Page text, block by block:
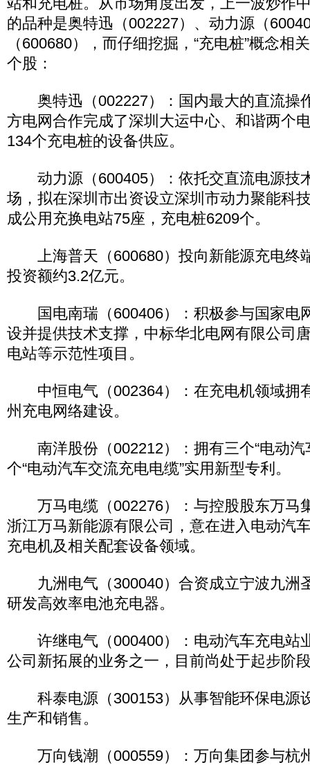
的品种是奥特迅（002227）、动力源（
（600680），而仔细挖掘，“充电桩”概念相
个股：
奥特迅（002227）：国内最大的直流操
方电网合作完成了深圳大运中心、和谐两个
134个充电桩的设备供应。
动力源（600405）：依托交直流电源技
场，拟在深圳市出资设立深圳市动力聚能科
成公用充换电站75座，充电桩6209个。
上海普天（600680）投向新能源充电终
投资额约3.2亿元。
国电南瑞（600406）：积极参与国家电
设并提供技术支撑，中标华北电网有限公司
电站等示范性项目。
中恒电气（002364）：在充电机领域拥
州充电网络建设。
南洋股份（002212）：拥有三个“电动汽
个“电动汽车交流充电电缆”实用新型专利。
万马电缆（002276）：与控股股东万马
浙江万马新能源有限公司，意在进入电动汽
充电机及相关配套设备领域。
九洲电气（300040）合资成立宁波九洲
研发高效率电池充电器。
许继电气（000400）：电动汽车充电站
公司新拓展的业务之一，目前尚处于起步阶
科泰电源（300153）从事智能环保电源
生产和销售。
万向钱潮（000559）：万向集团参与杭